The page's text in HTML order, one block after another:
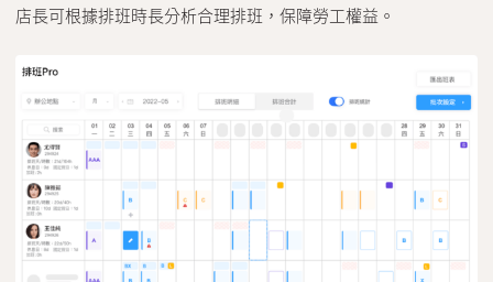
店長可根據排班時長分析合理排班，保障勞工權益。